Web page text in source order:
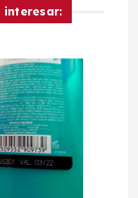
interesar: